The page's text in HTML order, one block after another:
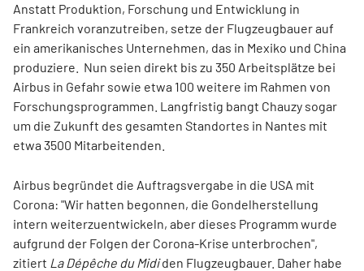
Anstatt Produktion, Forschung und Entwicklung in
Frankreich voranzutreiben, setze der Flugzeugbauer auf
ein amerikanisches Unternehmen, das in Mexiko und China
produziere. Nun seien direkt bis zu 350 Arbeitsplätze bei
Airbus in Gefahr sowie etwa 100 weitere im Rahmen von
Forschungsprogrammen. Langfristig bangt Chauzy sogar
um die Zukunft des gesamten Standortes in Nantes mit
etwa 3500 Mitarbeitenden.
Airbus begründet die Auftragsvergabe in die USA mit
Corona: "Wir hatten begonnen, die Gondelherstellung
intern weiterzuentwickeln, aber dieses Programm wurde
aufgrund der Folgen der Corona-Krise unterbrochen",
zitiert La Dépêche du Mididen Flugzeugbauer. Daher habe